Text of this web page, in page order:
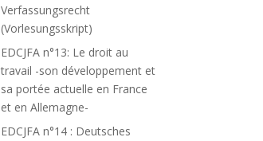
Verfassungsrecht
(Vorlesungsskript)
EDCJFA n°13: Le droit au
travail -son développement et
sa portée actuelle en France
et en Allemagne-
EDCJFA n°14 : Deutsches